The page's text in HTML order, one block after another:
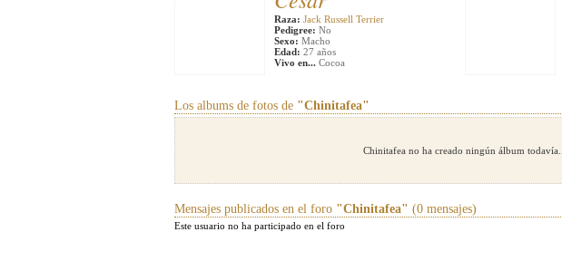
Raza: Jack Russell Terrier
Pedigree: No
Sexo: Macho
Edad: 27 años
Vivo en... Cocoa
Los albums de fotos de "Chinitafea"
Chinitafea no ha creado ningún álbum todavía...
Mensajes publicados en el foro "Chinitafea" (0 mensajes)
Este usuario no ha participado en el foro